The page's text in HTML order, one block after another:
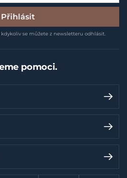
Přihlásit
kdykoliv se můžete z newsletteru odhlásit.
pomoci.